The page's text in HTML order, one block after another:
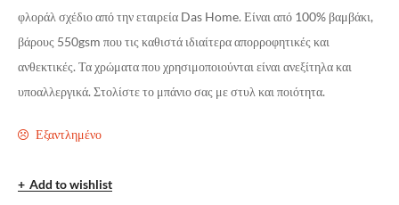
φλοράλ σχέδιο από την εταιρεία Das Home. Είναι από 100% βαμβάκι,
βάρους 550gsm που τις καθιστά ιδιαίτερα απορροφητικές και
ανθεκτικές. Τα χρώματα που χρησιμοποιούνται είναι ανεξίτηλα και
υποαλλεργικά. Στολίστε το μπάνιο σας με στυλ και ποιότητα.
Εξαντλημένο
Add to wishlist